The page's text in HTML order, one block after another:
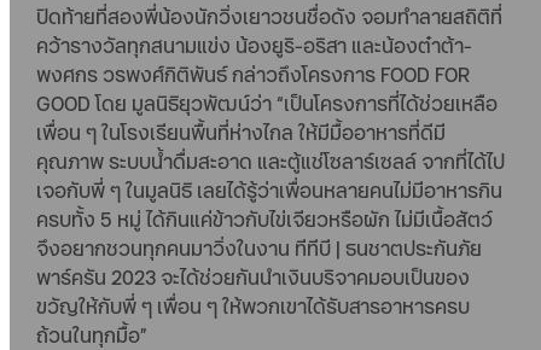
ปิดท้ายที่สองพี่น้องนักวิ่งเยาวชนชื่อดัง จอมทำลายสถิติที่
คว้ารางวัลทุกสนามแข่ง น้องยูริ-อริสา และน้องต๋าต้า-
พงศกร วรพงศ์กิติพันธ์ กล่าวถึงโครงการ FOOD FOR
GOOD โดย มูลนิธิยุวพัฒน์ว่า “เป็นโครงการที่ได้ช่วยเหลือ
เพื่อน ๆ ในโรงเรียนพื้นที่ห่างไกล ให้มีมื้ออาหารที่ดีมี
คุณภาพ ระบบน้ำดื่มสะอาด และตู้แช่โซลาร์เซลล์ จากที่ได้ไป
เจอกับพี่ ๆ ในมูลนิธิ เลยได้รู้ว่าเพื่อนหลายคนไม่มีอาหารกิน
ครบทั้ง 5 หมู่ ได้กินแค่ข้าวกับไข่เจียวหรือผัก ไม่มีเนื้อสัตว์
จึงอยากชวนทุกคนมาวิ่งในงาน ทีทีบี | ธนชาตประกันภัย
พาร์ครัน 2023 จะได้ช่วยกันนำเงินบริจาคมอบเป็นของ
ขวัญให้กับพี่ ๆ เพื่อน ๆ ให้พวกเขาได้รับสารอาหารครบ
ถ้วนในทุกมื้อ”